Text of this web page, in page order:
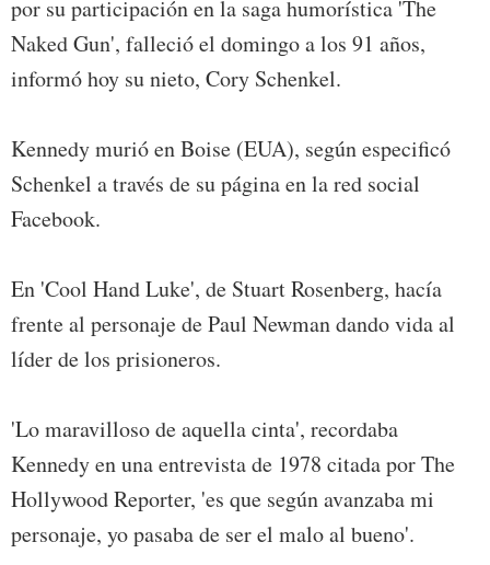
por su participación en la saga humorística 'The
Naked Gun', falleció el domingo a los 91 años,
informó hoy su nieto, Cory Schenkel.
Kennedy murió en Boise (EUA), según especificó
Schenkel a través de su página en la red social
Facebook.
En 'Cool Hand Luke', de Stuart Rosenberg, hacía
frente al personaje de Paul Newman dando vida al
líder de los prisioneros.
'Lo maravilloso de aquella cinta', recordaba
Kennedy en una entrevista de 1978 citada por The
Hollywood Reporter, 'es que según avanzaba mi
personaje, yo pasaba de ser el malo al bueno'.